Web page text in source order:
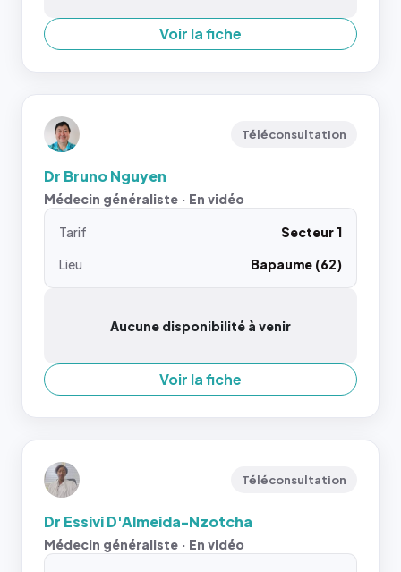
Voir la fiche
Téléconsultation
Dr Bruno Nguyen
Médecin généraliste · En vidéo
Tarif
Secteur 1
Lieu
Bapaume (62)
Aucune disponibilité à venir
Voir la fiche
Téléconsultation
Dr Essivi D'Almeida-Nzotcha
Médecin généraliste · En vidéo